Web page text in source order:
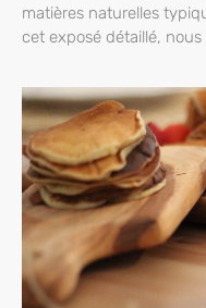
matières naturelles
cet exposé détaillé,